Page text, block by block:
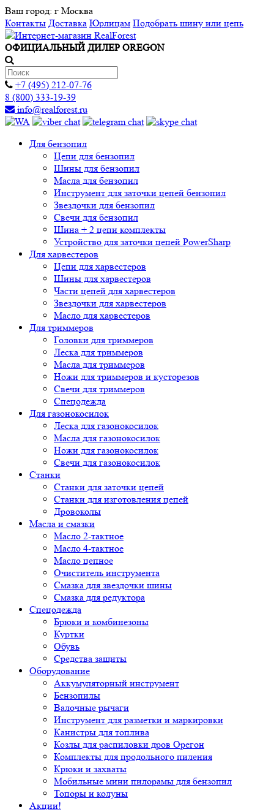
Ваш город: г Москва
Контакты Доставка Юрлицам Подобрать шину или цепь
ОФИЦИАЛЬНЫЙ ДИЛЕР OREGON
+7 (495) 212-07-76
8 (800) 333-19-39
info@realforest.ru
Для бензопил
Цепи для бензопил
Шины для бензопил
Масла для бензопил
Инструмент для заточки цепей бензопил
Звездочки для бензопил
Свечи для бензопил
Шина + 2 цепи комплекты
Устройство для заточки цепей PowerSharp
Для харвестеров
Цепи для харвестеров
Шины для харвестеров
Части цепей для харвестеров
Звездочки для харвестеров
Масло для харвестеров
Для триммеров
Головки для триммеров
Леска для триммеров
Масла для триммеров
Ножи для триммеров и кусторезов
Свечи для триммеров
Спецодежда
Для газонокосилок
Леска для газонокосилок
Масла для газонокосилок
Ножи для газонокосилок
Свечи для газонокосилок
Станки
Cтанки для заточки цепей
Станки для изготовления цепей
Дровоколы
Масла и смазки
Масло 2-тактное
Масло 4-тактное
Масло цепное
Очиститель инструмента
Смазка для звездочки шины
Смазка для редуктора
Спецодежда
Брюки и комбинезоны
Куртки
Обувь
Средства защиты
Оборудование
Аккумуляторный инструмент
Бензопилы
Валочные рычаги
Инструмент для разметки и маркировки
Канистры для топлива
Козлы для распиловки дров Орегон
Комплекты для продольного пиления
Крюки и захваты
Мобильные мини пилорамы для бензопил
Топоры и колуны
Акции!